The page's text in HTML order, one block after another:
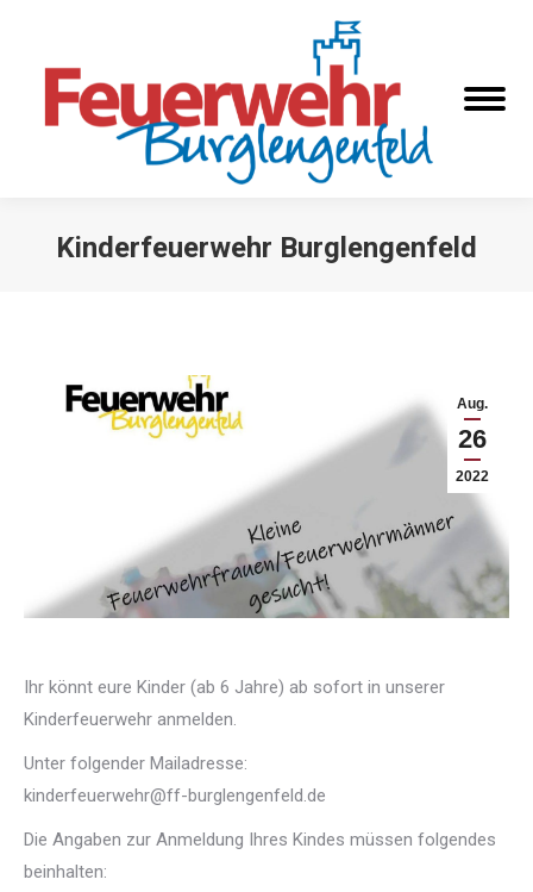
Kinderfeuerwehr Burglengenfeld
Aug.
26
2022
Ihr könnt eure Kinder (ab 6 Jahre) ab sofort in unserer
Kinderfeuerwehr anmelden.
Unter folgender Mailadresse:
kinderfeuerwehr@ff-burglengenfeld.de
Die Angaben zur Anmeldung Ihres Kindes müssen folgendes
beinhalten: